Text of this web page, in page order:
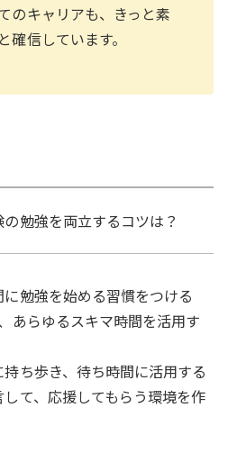
のキャリアも、きっと素
確信しています。
勉強を両立するコツは？
に勉強を始める習慣をつける
あらゆるスキマ時間を活用す
持ち歩き、待ち時間に活用する
して、応援してもらう環境を作